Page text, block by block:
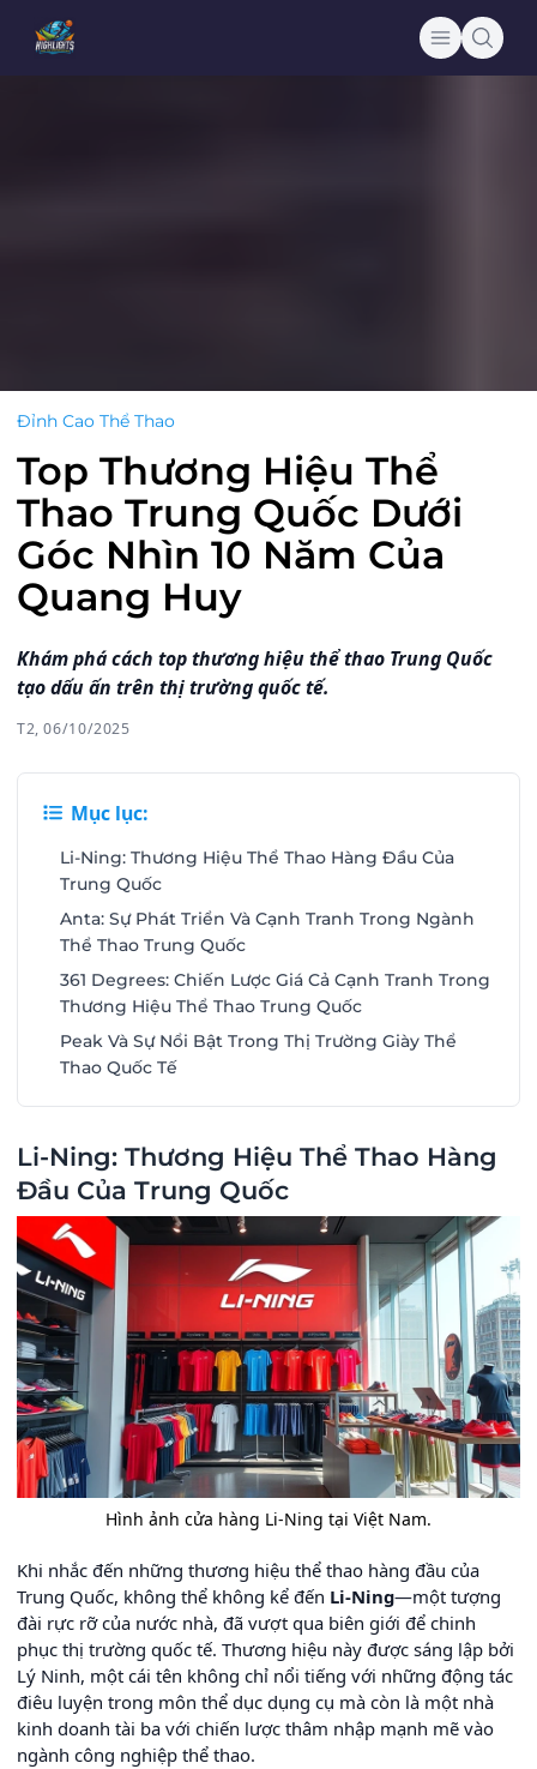
Đỉnh Cao Thể Thao
Top Thương Hiệu Thể
Thao Trung Quốc Dưới
Góc Nhìn 10 Năm Của
Quang Huy
Khám phá cách top thương hiệu thể thao Trung Quốc
tạo dấu ấn trên thị trường quốc tế.
T2, 06/10/2025
Mục lục:
Li-Ning: Thương Hiệu Thể Thao Hàng Đầu Của
Trung Quốc
Anta: Sự Phát Triển Và Cạnh Tranh Trong Ngành
Thể Thao Trung Quốc
361 Degrees: Chiến Lược Giá Cả Cạnh Tranh Trong
Thương Hiệu Thể Thao Trung Quốc
Peak Và Sự Nổi Bật Trong Thị Trường Giày Thể
Thao Quốc Tế
Li-Ning: Thương Hiệu Thể Thao Hàng
Đầu Của Trung Quốc
Hình ảnh cửa hàng Li-Ning tại Việt Nam.
Khi nhắc đến những thương hiệu thể thao hàng đầu của
Trung Quốc, không thể không kể đến Li-Ning—một tượng
đài rực rỡ của nước nhà, đã vượt qua biên giới để chinh
phục thị trường quốc tế. Thương hiệu này được sáng lập bởi
Lý Ninh, một cái tên không chỉ nổi tiếng với những động tác
điêu luyện trong môn thể dục dụng cụ mà còn là một nhà
kinh doanh tài ba với chiến lược thâm nhập mạnh mẽ vào
ngành công nghiệp thể thao.